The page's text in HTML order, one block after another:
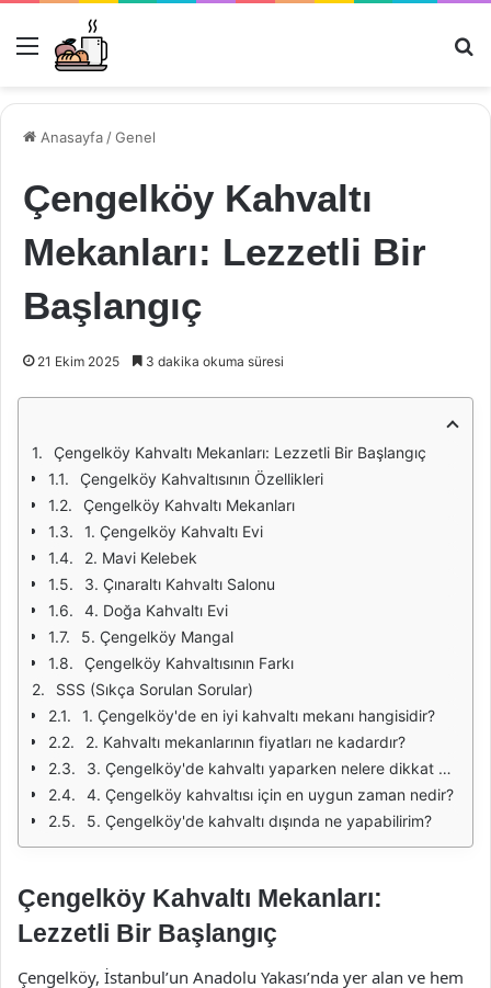
Menü
Anasayfa /Genel
Çengelköy Kahvaltı
Mekanları: Lezzetli Bir
Başlangıç
21 Ekim 2025 3 dakika okuma süresi
Çengelköy Kahvaltı Mekanları: Lezzetli Bir Başlangıç
Çengelköy Kahvaltısının Özellikleri
Çengelköy Kahvaltı Mekanları
1. Çengelköy Kahvaltı Evi
2. Mavi Kelebek
3. Çınaraltı Kahvaltı Salonu
4. Doğa Kahvaltı Evi
5. Çengelköy Mangal
Çengelköy Kahvaltısının Farkı
SSS (Sıkça Sorulan Sorular)
1. Çengelköy'de en iyi kahvaltı mekanı hangisidir?
2. Kahvaltı mekanlarının fiyatları ne kadardır?
3. Çengelköy'de kahvaltı yaparken nelere dikkat etmeliyim?
4. Çengelköy kahvaltısı için en uygun zaman nedir?
5. Çengelköy'de kahvaltı dışında ne yapabilirim?
Çengelköy Kahvaltı Mekanları:
Lezzetli Bir Başlangıç
Çengelköy, İstanbul’un Anadolu Yakası’nda yer alan ve hem